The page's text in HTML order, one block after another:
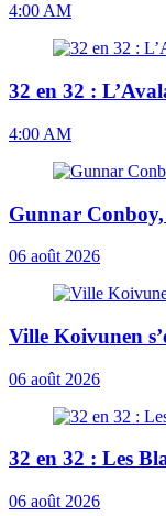
4:00 AM
32 en 32 :
4:00 AM
Gunnar Conboy,
06 août 2026
Ville Koivunen
06 août 2026
32 en 32 : Les
06 août 2026